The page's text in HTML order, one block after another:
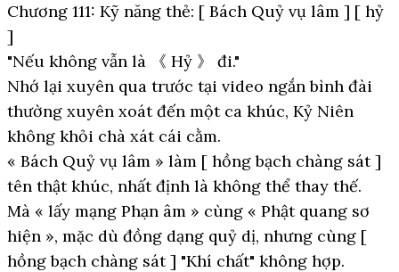
Chương 111: Kỹ năng thẻ: [ Bách Quỷ vụ lâm ] [ hỷ
]
"Nếu không vẫn là 《 Hỷ 》 đi."
Nhớ lại xuyên qua trước tại video ngắn bình đài
thường xuyên xoát đến một ca khúc, Kỷ Niên
không khỏi chà xát cái cằm.
« Bách Quỷ vụ lâm » làm [ hồng bạch chàng sát ]
tên thật khúc, nhất định là không thể thay thế.
Mà « lấy mạng Phạn âm » cùng « Phật quang sơ
hiện », mặc dù đồng dạng quỷ dị, nhưng cùng [
hồng bạch chàng sát ] "Khí chất" không hợp.